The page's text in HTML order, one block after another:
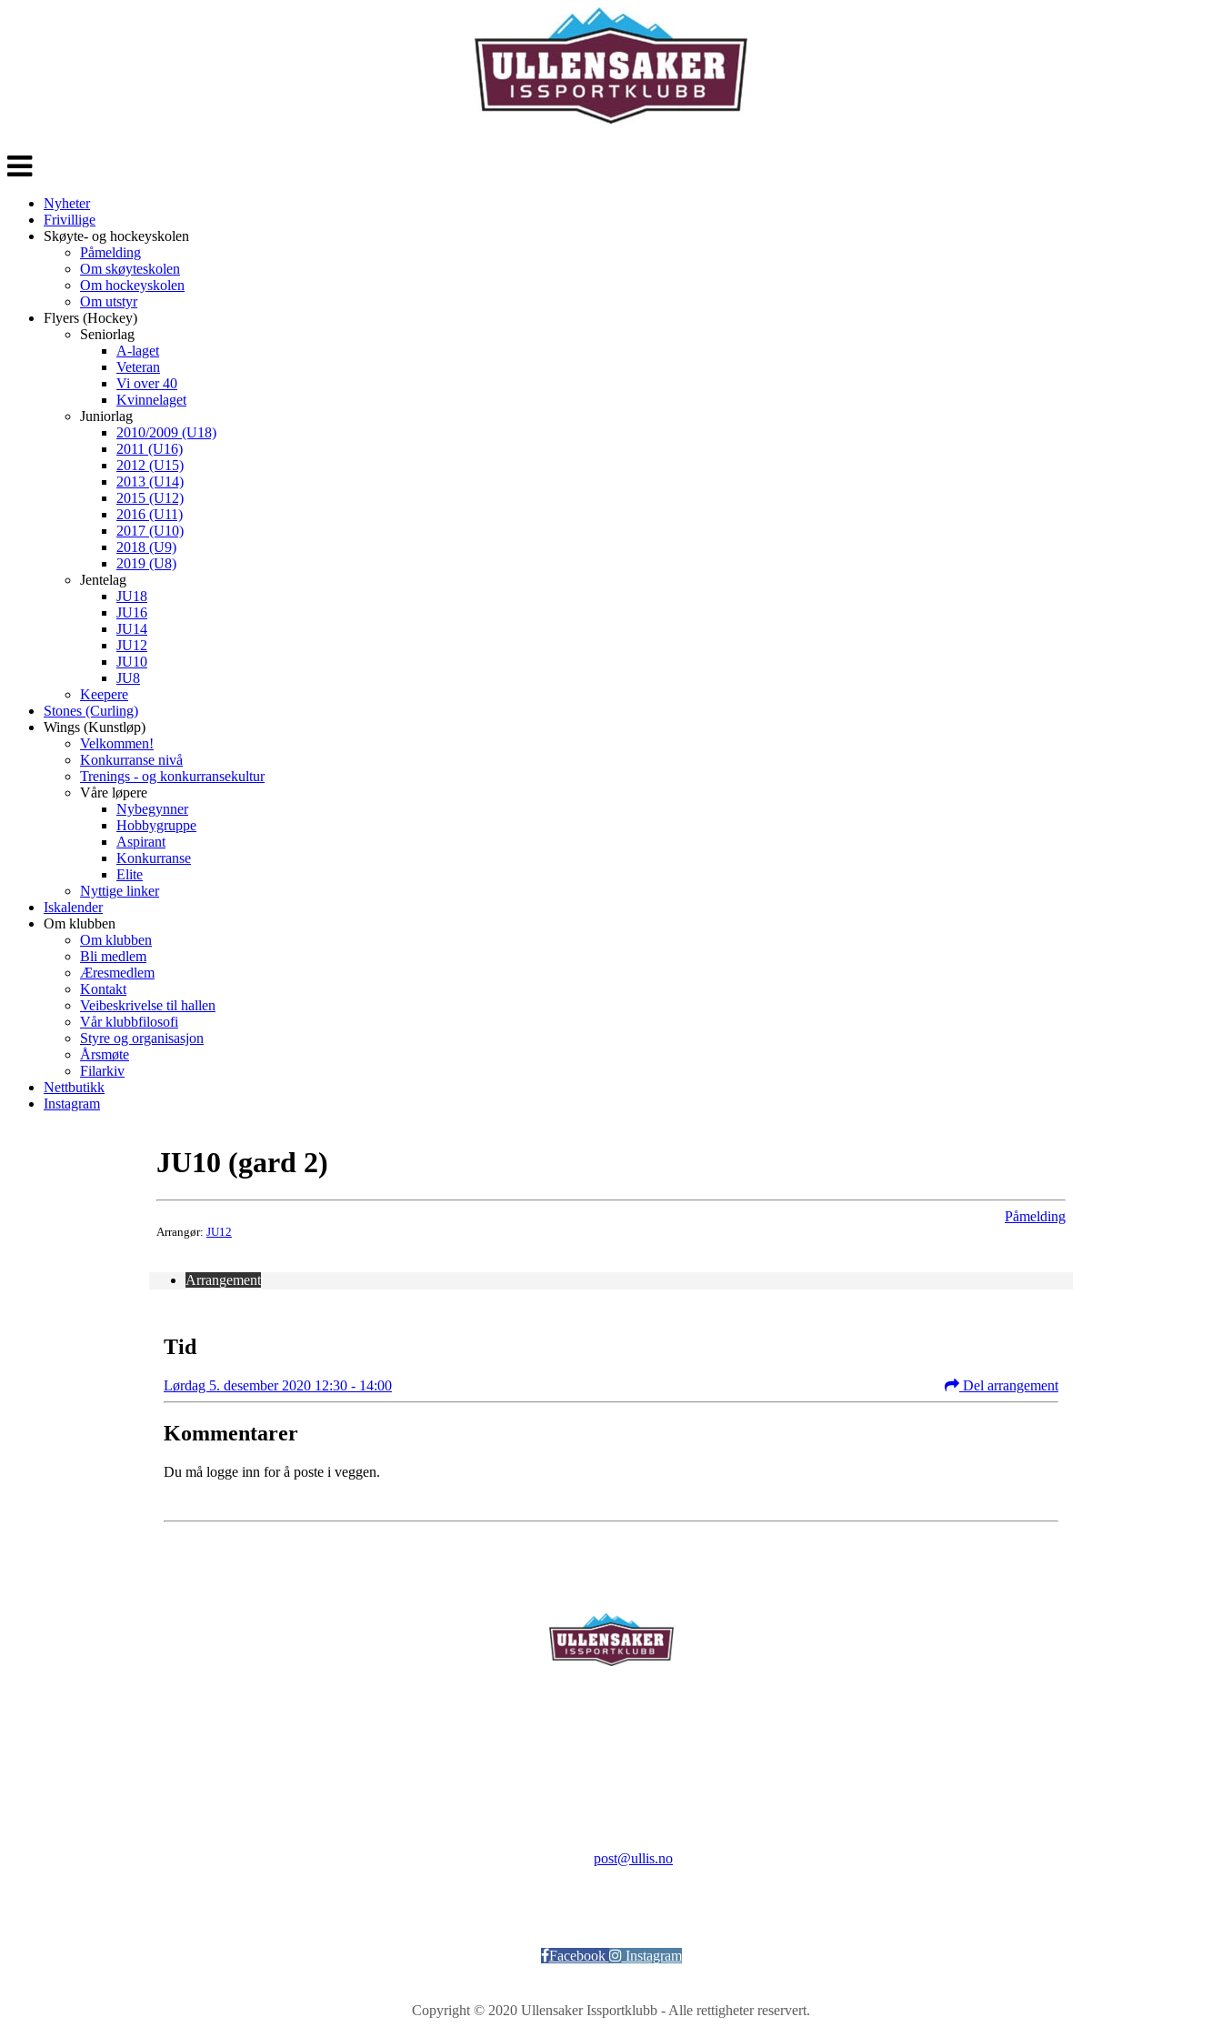
Veksle
navigasjon
Nyheter
Frivillige
Skøyte- og hockeyskolen
Påmelding
Om skøyteskolen
Om hockeyskolen
Om utstyr
Flyers (Hockey)
Seniorlag
A-laget
Veteran
Vi over 40
Kvinnelaget
Juniorlag
2010/2009 (U18)
2011 (U16)
2012 (U15)
2013 (U14)
2015 (U12)
2016 (U11)
2017 (U10)
2018 (U9)
2019 (U8)
Jentelag
JU18
JU16
JU14
JU12
JU10
JU8
Keepere
Stones (Curling)
Wings (Kunstløp)
Velkommen!
Konkurranse nivå
Trenings - og konkurransekultur
Våre løpere
Nybegynner
Hobbygruppe
Aspirant
Konkurranse
Elite
Nyttige linker
Iskalender
Om klubben
Om klubben
Bli medlem
Æresmedlem
Kontakt
Veibeskrivelse til hallen
Vår klubbfilosofi
Styre og organisasjon
Årsmøte
Filarkiv
Nettbutikk
Instagram
JU10 (gard 2)
Arrangør: JU12
Påmelding
Arrangement
Tid
Lørdag 5. desember 2020 12:30 - 14:00 Del arrangement
Kommentarer
Du må logge inn for å poste i veggen.
post@ullis.no
Facebook Instagram
Copyright © 2020 Ullensaker Issportklubb - Alle rettigheter reservert.